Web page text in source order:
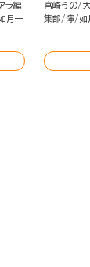
ラ編
月一
宮崎うの
集部
濘 如